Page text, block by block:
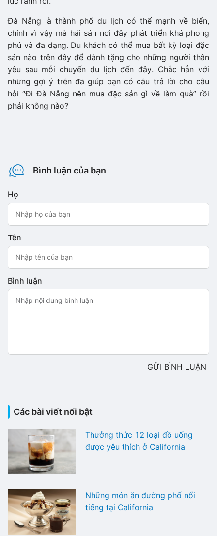
Đà Nẵng là thành phố du lịch có thế mạnh về biển,
chính vì vậy mà hải sản nơi đây phát triển khá phong
phú và đa dạng. Du khách có thể mua bất kỳ loại đặc
sản nào trên đây để dành tặng cho những người thân
yêu sau mỗi chuyến du lịch đến đây. Chắc hẳn với
những gợi ý trên đã giúp bạn có câu trả lời cho câu
hỏi “Đi Đà Nẵng nên mua đặc sản gì về làm quà” rồi
phải không nào?
Bình luận của bạn
Họ
Tên
Bình luận
GỬI BÌNH LUẬN
Các bài viết nổi bật
Thưởng thức 12 loại đồ uống
được yêu thích ở California
Những món ăn đường phố nổi
tiếng tại California